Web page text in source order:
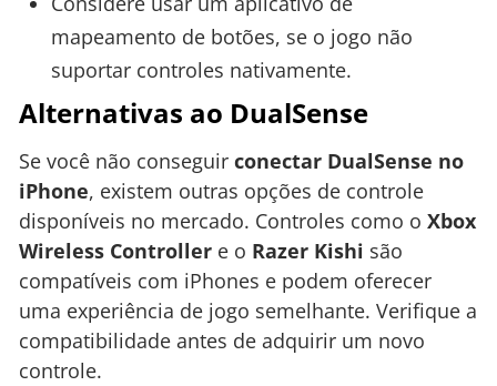
mapeamento de botões, se o jogo não
suportar controles nativamente.
Alternativas ao DualSense
Se você não conseguir conectar DualSense no
iPhone, existem outras opções de controle
disponíveis no mercado. Controles como o Xbox
Wireless Controller e o Razer Kishi são
compatíveis com iPhones e podem oferecer
uma experiência de jogo semelhante. Verifique a
compatibilidade antes de adquirir um novo
controle.